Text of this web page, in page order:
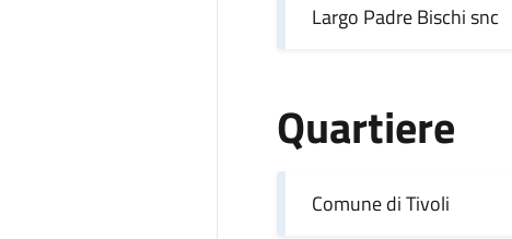
Largo Padre Bischi snc
Quartiere
Comune di Tivoli